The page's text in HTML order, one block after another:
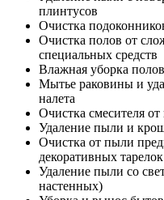
плинтусов
Очистка
Очистка полов от
специальных средств
Влажная уборка полов
Мытье раковины и
налета
Очистка смесителя от
Удаление пыли и
Очистка от пыли
декоративных
Удаление пыли со
настенных)